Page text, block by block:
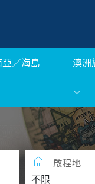
亞／海島 澳洲
啟程地